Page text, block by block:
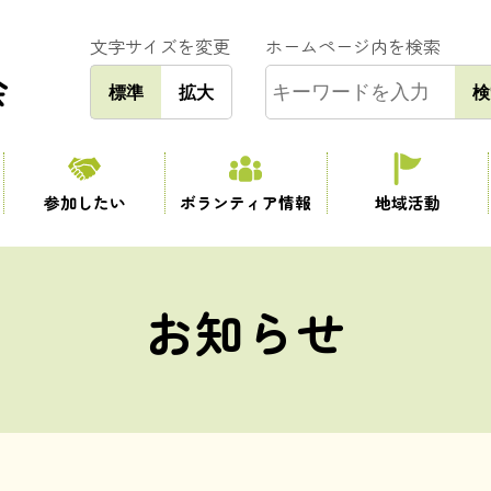
文字サイズを変更
標準 拡大
ホームページ内を検索
参加したい ボランティア情報 地域活動
お知らせ